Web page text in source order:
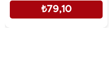
₺79,10